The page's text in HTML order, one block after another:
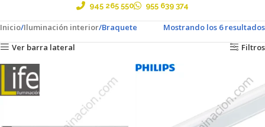
945 265 550 955 639 374
Inicio Iluminación interior Braquete
Mostrando los 6 resultados
Ver barra lateral
Filtros